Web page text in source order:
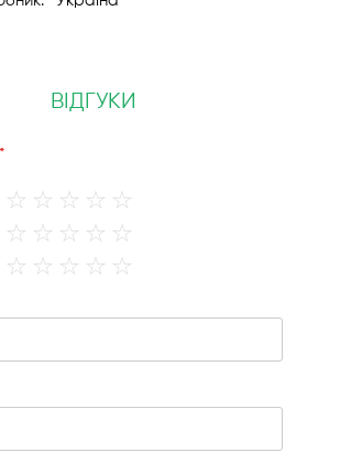
ВІДГУКИ
1
2
3
4
1
2
3
4
1
2
3
4